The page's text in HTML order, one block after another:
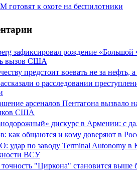
готовят к охоте на беспилотники
зафиксировал рождение «Большой
вызов США
предстоит воевать не за нефть,
о расследовании
арсеналов Пентагона вызвало
США
дискурс в Армении: с
как общаются и кому доверяют в
по заводу Terminal Autonomy в
ВСУ
"Циркона" становится выше